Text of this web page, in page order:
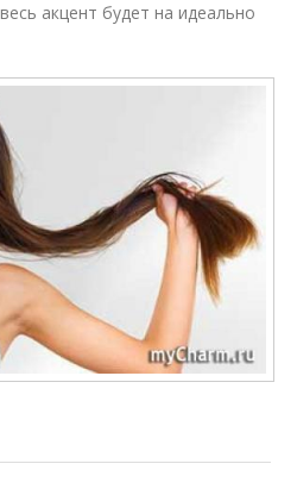
акцент будет на идеально